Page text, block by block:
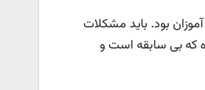
بود. باید مشکلات
تشکیل داده که بی سابقه است و